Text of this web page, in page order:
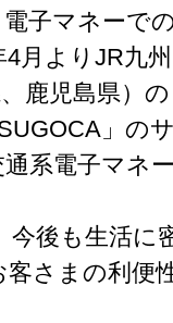
子マネーで
月よりJR九
鹿児島県）
」の
系電子マネ
今後も生活に
さまの利便